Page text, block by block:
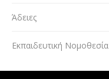
Άδειες
Εκπαιδευτική Νομοθεσία